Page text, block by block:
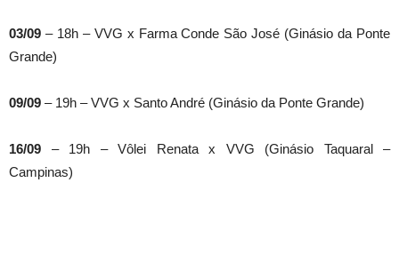
03/09 – 18h – VVG x Farma Conde São José (Ginásio da Ponte
Grande)
09/09 – 19h – VVG x Santo André (Ginásio da Ponte Grande)
16/09 – 19h – Vôlei Renata x VVG (Ginásio Taquaral –
Campinas)